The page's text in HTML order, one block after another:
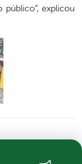
explicou